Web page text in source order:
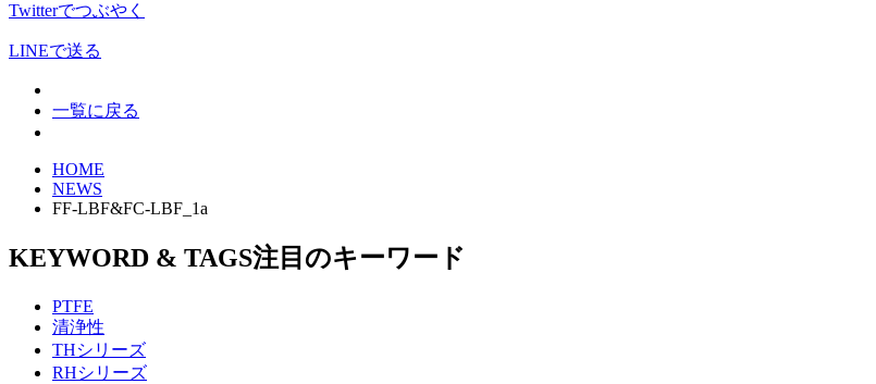
Twitterでつぶやく
LINEで送る
一覧に戻る
HOME
NEWS
FF-LBF&FC-LBF_1a
KEYWORD & TAGS注目のキーワード
PTFE
清浄性
THシリーズ
RHシリーズ